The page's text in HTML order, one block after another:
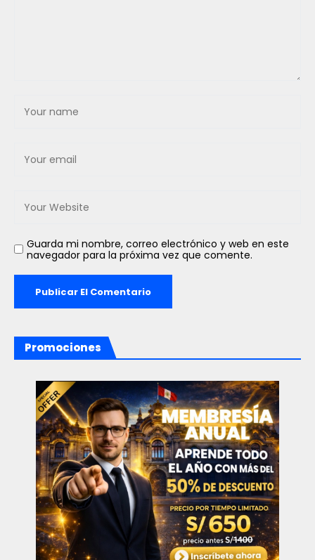
Guarda mi nombre, correo electrónico y web en este
navegador para la próxima vez que comente.
Promociones